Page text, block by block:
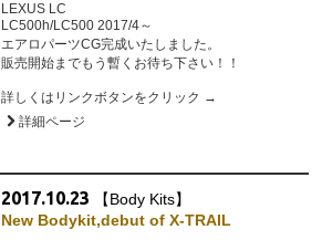
LEXUS LC
LC500h/LC500 2017/4～
エアロパーツCG完成いたしました。
販売開始までもう暫くお待ち下さい！！
詳しくはリンクボタンをクリック →
詳細ページ
2017.10.23
【Body Kits】
New Bodykit,debut of X-TRAIL